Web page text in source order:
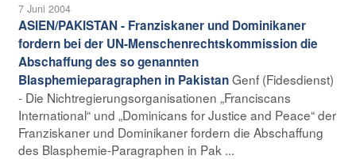
7 Juni 2004
ASIEN/PAKISTAN - Franziskaner und Dominikaner
fordern bei der UN-Menschenrechtskommission die
Abschaffung des so genannten
Blasphemieparagraphen in PakistanGenf (Fidesdienst)
- Die Nichtregierungsorganisationen „Franciscans
International“ und „Dominicans for Justice and Peace“ der
Franziskaner und Dominikaner fordern die Abschaffung
des Blasphemie-Paragraphen in Pak ...